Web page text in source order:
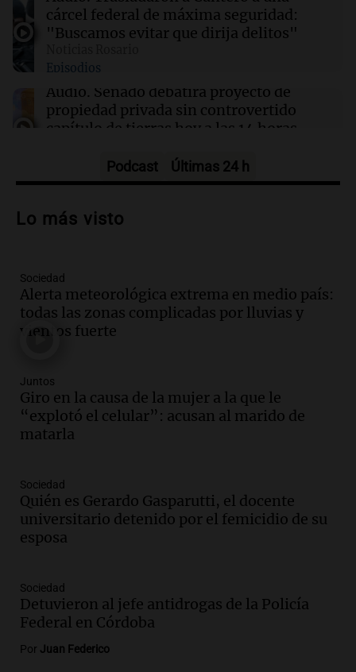
Indonesia
Renuncia del profesor negro más joven de
Cambridge tras acusaciones de plagio y dudas
sobre sus credenciales
cárcel federal de máxima seguridad:
"Buscamos evitar que dirija delitos"
Episodios
Audio. Senado debatirá proyecto de
propiedad privada sin controvertido
capítulo de tierras hoy a las 14 horas
Audio.Asesinan a influencer mexicano
vivo en Culiacán, Sinaloa
Audio.
falleció tras supuesta explosión de
celular en Córdoba
Noticias
Audio.
madres buscadoras en México en medio
de crisis de desapariciones
Panorama Federal
afectan Santa Fe: recomendaciones para
los vecinos
Noticias
Episodios
generan inconvenientes en Córdoba: un
árbol obstaculiza avenidas
Noticias
Podcast Últimas 24 h
Lo más visto
Sociedad
Alerta meteorológica extrema en medio país:
todas las zonas complicadas por lluvias y
vientos fuerte
Juntos
Giro en la causa de la mujer a la que le
“explotó el celular”: acusan al marido de
matarla
Sociedad
Quién es Gerardo Gasparutti, el docente
universitario detenido por el femicidio de su
esposa
Sociedad
Detuvieron al jefe antidrogas de la Policía
Federal en Córdoba
Por Juan Federico